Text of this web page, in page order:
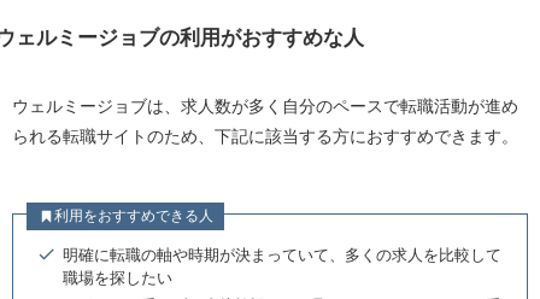
ェルミージョブの利用がおすすめな人
ウェルミージョブは、求人数が多く自分のペースで転職活動が進め
られる転職サイトのため、下記に該当する方におすすめできます。
利用をおすすめできる人
明確に転職の軸や時期が決まっていて、多くの求人を比較して
職場を探したい